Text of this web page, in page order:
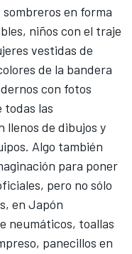
en forma
niños con el traje
vestidas de
de la bandera
con fotos
todas las
llenos de dibujos y
Algo también
para poner
pero no sólo
en Japón
neumáticos, toallas
panecillos en